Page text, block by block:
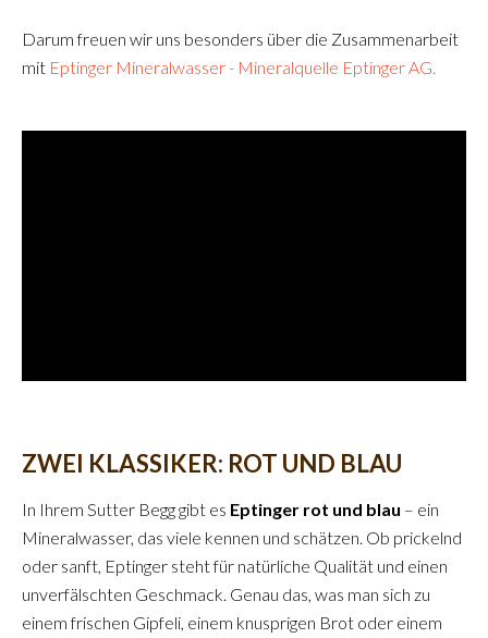
Darum freuen wir uns besonders über die Zusammenarbeit
mit Eptinger Mineralwasser - Mineralquelle Eptinger AG.
ZWEI KLASSIKER: ROT UND BLAU
In Ihrem Sutter Begg gibt es Eptinger rot und blau – ein
Mineralwasser, das viele kennen und schätzen. Ob prickelnd
oder sanft, Eptinger steht für natürliche Qualität und einen
unverfälschten Geschmack. Genau das, was man sich zu
einem frischen Gipfeli, einem knusprigen Brot oder einem